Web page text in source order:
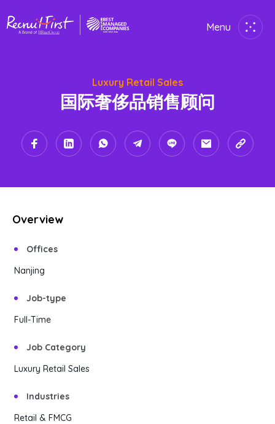
Menu
Job Seekers
About Us
Luxury Retail Sales
国际奢侈品销售顾问
Overview
Offices
Nanjing
Job-type
Full-Time
Job Category
Luxury Retail Sales
Industries
Retail & FMCG